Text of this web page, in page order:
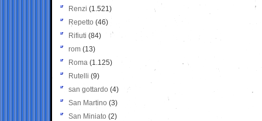
Renzi (1.521)
Repetto (46)
Rifiuti (84)
rom (13)
Roma (1.125)
Rutelli (9)
san gottardo (4)
San Martino (3)
San Miniato (2)